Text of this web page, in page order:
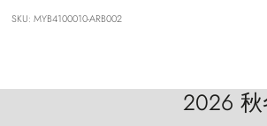
SKU: MYB4100010-ARB002
2026